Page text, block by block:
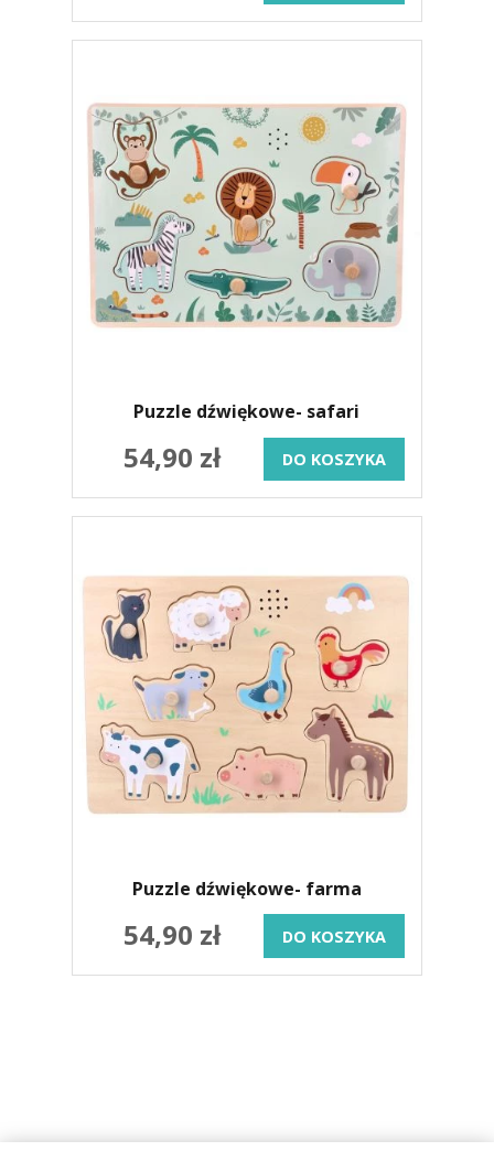
Puzzle dźwiękowe- safari
54,90 zł DO KOSZYKA
Puzzle dźwiękowe- farma
54,90 zł DO KOSZYKA